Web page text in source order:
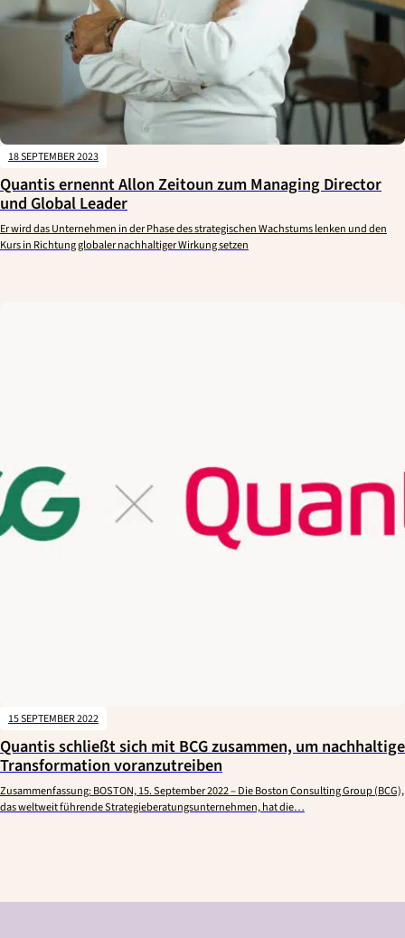
18 SEPTEMBER 2023
Quantis ernennt Allon Zeitoun zum Managing Director
und Global Leader
Er wird das Unternehmen in der Phase des strategischen Wachstums lenken und den
Kurs in Richtung globaler nachhaltiger Wirkung setzen
15 SEPTEMBER 2022
Quantis schließt sich mit BCG zusammen, um nachhaltige
Transformation voranzutreiben
Zusammenfassung: BOSTON, 15. September 2022 – Die Boston Consulting Group (BCG),
das weltweit führende Strategieberatungsunternehmen, hat die…